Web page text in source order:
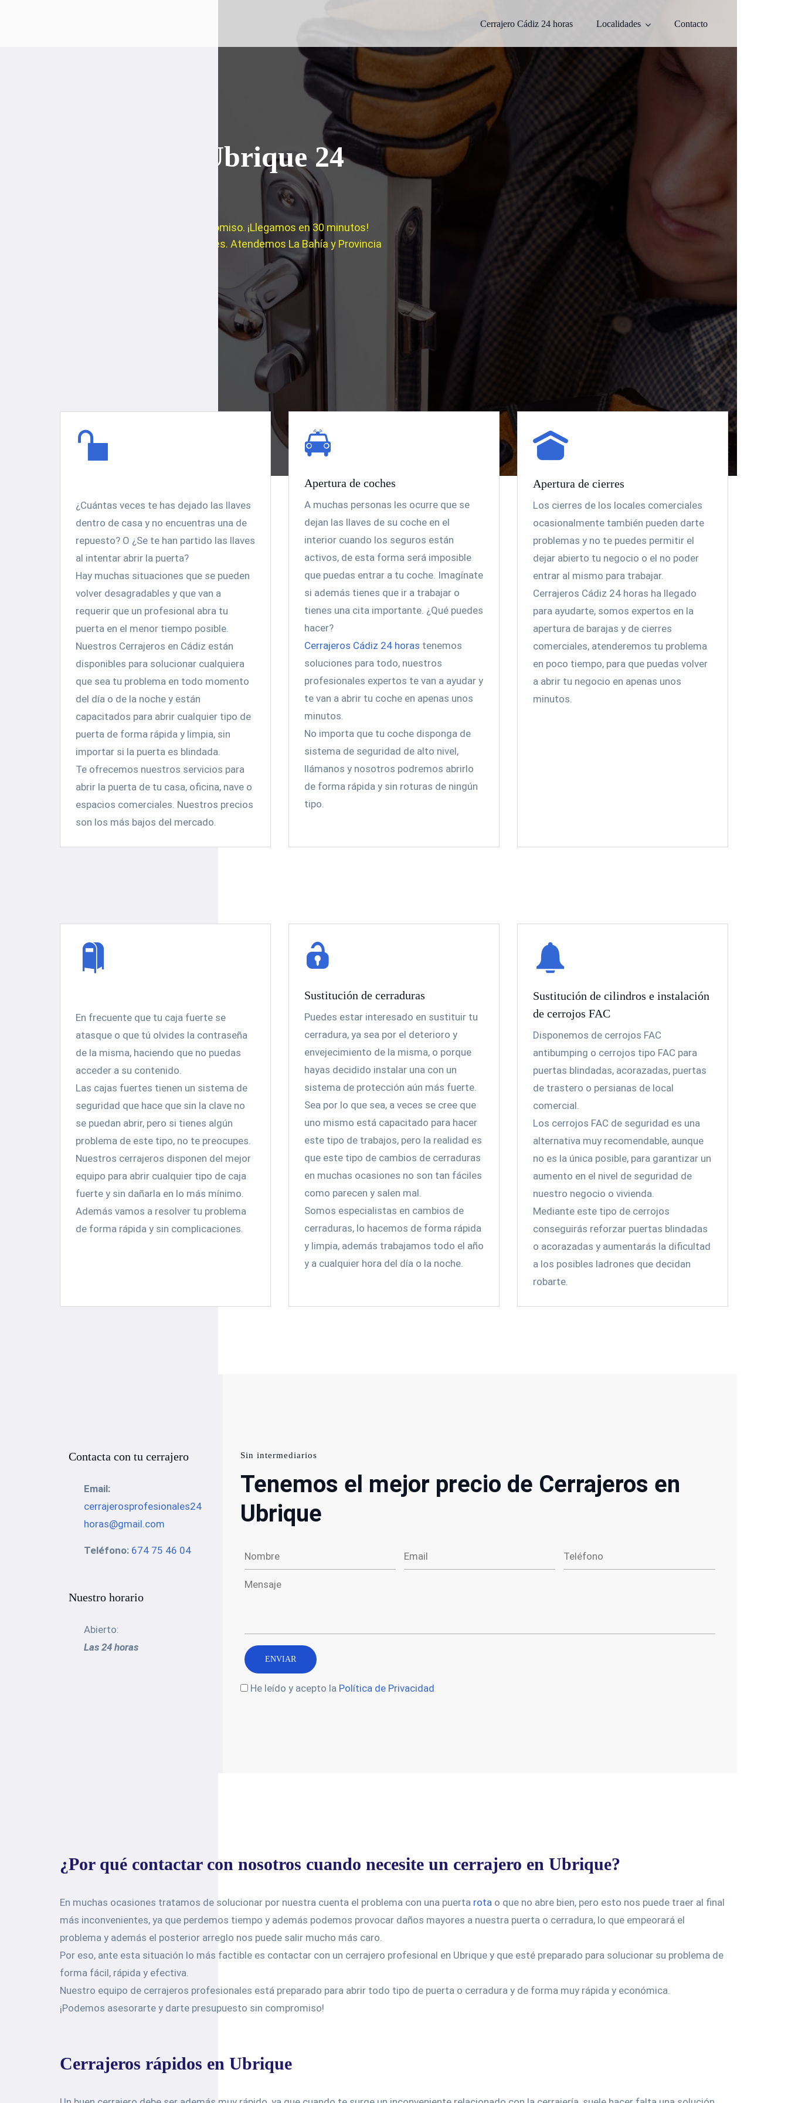
Cerrajero Cádiz 24 horas Localidades Contacto
Cerrajeros Ubrique 24
Presupuestos gratis y sin compromiso. ¡Llegamos en 30 minutos!
Cerrajeros en todas las localidades. Atendemos La Bahía y Provincia
¿Cuántas veces te has dejado las llaves
dentro de casa y no encuentras una de
repuesto? O ¿Se te han partido las llaves
al intentar abrir la puerta?
Hay muchas situaciones que se pueden
volver desagradables y que van a
requerir que un profesional abra tu
puerta en el menor tiempo posible.
Nuestros Cerrajeros en Cádiz están
disponibles para solucionar cualquiera
que sea tu problema en todo momento
del día o de la noche y están
capacitados para abrir cualquier tipo de
puerta de forma rápida y limpia, sin
importar si la puerta es blindada.
Te ofrecemos nuestros servicios para
abrir la puerta de tu casa, oficina, nave o
espacios comerciales. Nuestros precios
son los más bajos del mercado.
Apertura de coches
A muchas personas les ocurre que se
dejan las llaves de su coche en el
interior cuando los seguros están
activos, de esta forma será imposible
que puedas entrar a tu coche. Imagínate
si además tienes que ir a trabajar o
tienes una cita importante. ¿Qué puedes
hacer?
Cerrajeros Cádiz 24 horas tenemos
soluciones para todo, nuestros
profesionales expertos te van a ayudar y
te van a abrir tu coche en apenas unos
minutos.
No importa que tu coche disponga de
sistema de seguridad de alto nivel,
llámanos y nosotros podremos abrirlo
de forma rápida y sin roturas de ningún
tipo.
Apertura de cierres
Los cierres de los locales comerciales
ocasionalmente también pueden darte
problemas y no te puedes permitir el
dejar abierto tu negocio o el no poder
entrar al mismo para trabajar.
Cerrajeros Cádiz 24 horas ha llegado
para ayudarte, somos expertos en la
apertura de barajas y de cierres
comerciales, atenderemos tu problema
en poco tiempo, para que puedas volver
a abrir tu negocio en apenas unos
minutos.
En frecuente que tu caja fuerte se
atasque o que tú olvides la contraseña
de la misma, haciendo que no puedas
acceder a su contenido.
Las cajas fuertes tienen un sistema de
seguridad que hace que sin la clave no
se puedan abrir, pero si tienes algún
problema de este tipo, no te preocupes.
Nuestros cerrajeros disponen del mejor
equipo para abrir cualquier tipo de caja
fuerte y sin dañarla en lo más mínimo.
Además vamos a resolver tu problema
de forma rápida y sin complicaciones.
Sustitución de cerraduras
Puedes estar interesado en sustituir tu
cerradura, ya sea por el deterioro y
envejecimiento de la misma, o porque
hayas decidido instalar una con un
sistema de protección aún más fuerte.
Sea por lo que sea, a veces se cree que
uno mismo está capacitado para hacer
este tipo de trabajos, pero la realidad es
que este tipo de cambios de cerraduras
en muchas ocasiones no son tan fáciles
como parecen y salen mal.
Somos especialistas en cambios de
cerraduras, lo hacemos de forma rápida
y limpia, además trabajamos todo el año
y a cualquier hora del día o la noche.
Sustitución de cilindros e instalación
de cerrojos FAC
Disponemos de cerrojos FAC
antibumping o cerrojos tipo FAC para
puertas blindadas, acorazadas, puertas
de trastero o persianas de local
comercial.
Los cerrojos FAC de seguridad es una
alternativa muy recomendable, aunque
no es la única posible, para garantizar un
aumento en el nivel de seguridad de
nuestro negocio o vivienda.
Mediante este tipo de cerrojos
conseguirás reforzar puertas blindadas
o acorazadas y aumentarás la dificultad
a los posibles ladrones que decidan
robarte.
Contacta con tu cerrajero
Email:
cerrajerosprofesionales24
horas@gmail.com
Teléfono: 674 75 46 04
Nuestro horario
Abierto:
Las 24 horas
Sin intermediarios
Tenemos el mejor precio de Cerrajeros en
Ubrique
He leído y acepto la Política de Privacidad
¿Por qué contactar con nosotros cuando necesite un cerrajero en Ubrique?
En muchas ocasiones tratamos de solucionar por nuestra cuenta el problema con una puerta rota o que no abre bien, pero esto nos puede traer al final
más inconvenientes, ya que perdemos tiempo y además podemos provocar daños mayores a nuestra puerta o cerradura, lo que empeorará el
problema y además el posterior arreglo nos puede salir mucho más caro.
Por eso, ante esta situación lo más factible es contactar con un cerrajero profesional en Ubrique y que esté preparado para solucionar su problema de
forma fácil, rápida y efectiva.
Nuestro equipo de cerrajeros profesionales está preparado para abrir todo tipo de puerta o cerradura y de forma muy rápida y económica.
¡Podemos asesorarte y darte presupuesto sin compromiso!
Cerrajeros rápidos en Ubrique